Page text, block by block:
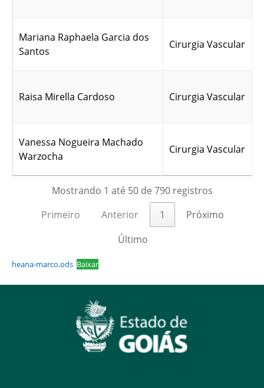
Mariana Raphaela Garcia dos
Santos
Cirurgia Vascular
Raisa Mirella Cardoso Cirurgia Vascular
Vanessa Nogueira Machado
Warzocha
Cirurgia Vascular
Mostrando 1 até 50 de 790 registros
Primeiro
Anterior 1
Próximo
Último
heana-marco.ods Baixar